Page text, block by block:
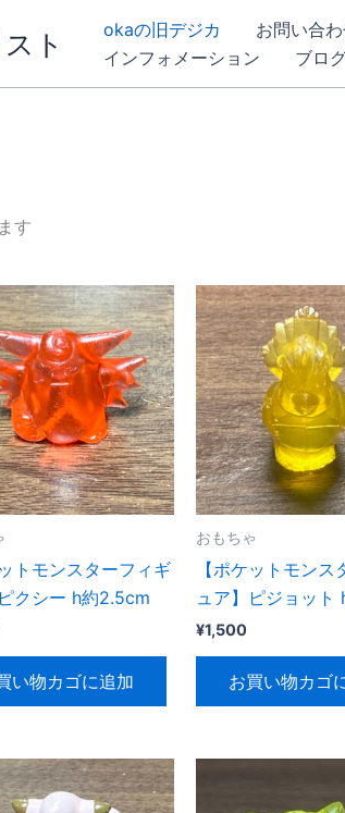
ト okaの旧デジカ お問い合
インフォメーション
ブロ
す
ットモンスターフィギ
クシー h約2.5cm
い物カゴに追加
おもちゃ
【ポケットモンス
ュア】ピジョット
¥1,500
お買い物カゴ